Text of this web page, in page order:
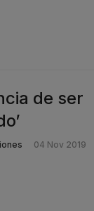
de ser
04 Nov 2019